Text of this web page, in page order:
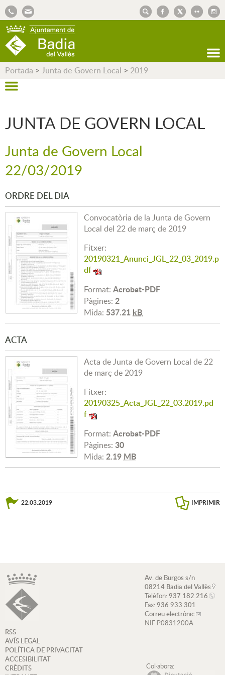
Portada > Junta de Govern Local > 2019
JUNTA DE GOVERN LOCAL
Junta de Govern Local
22/03/2019
ORDRE DEL DIA
Convocatòria de la Junta de Govern
Local del 22 de març de 2019
Fitxer:
20190321_Anunci_JGL_22_03_2019.p
df
Format: Acrobat-PDF
Pàgines: 2
Mida: 537.21 kB
ACTA
Acta de Junta de Govern Local de 22
de març de 2019
Fitxer:
20190325_Acta_JGL_22_03.2019.pd
f
Format: Acrobat-PDF
Pàgines: 30
Mida: 2.19 MB
22.03.2019 IMPRIMIR
Av. de Burgos s/n
08214 Badia del Vallès
Telèfon:937 182 216
Fax:936 933 301
Correu electrònic
NIF P0831200A
RSS
AVÍS LEGAL
POLÍTICA DE PRIVACITAT
ACCESIBILITAT
CRÈDITS
Col·abora: